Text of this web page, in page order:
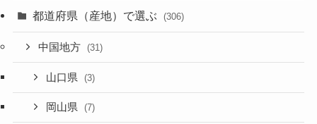
都道府県（産地）で選ぶ (306)
中国地方 (31)
山口県 (3)
岡山県 (7)